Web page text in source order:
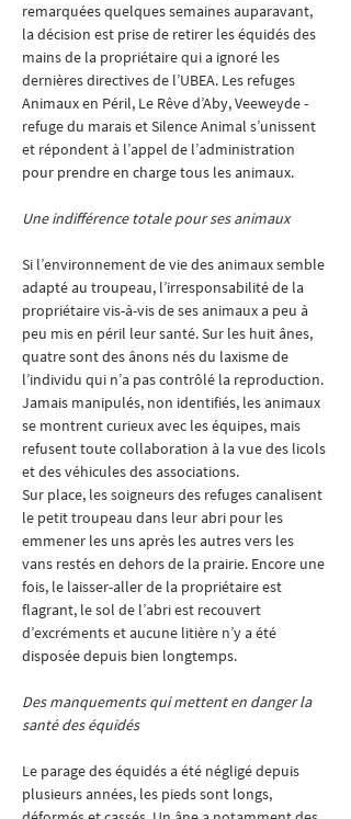
remarquées quelques semaines auparavant,
la décision est prise de retirer les équidés des
mains de la propriétaire qui a ignoré les
dernières directives de l’UBEA. Les refuges
Animaux en Péril, Le Rêve d’Aby, Veeweyde -
refuge du marais et Silence Animal s’unissent
et répondent à l’appel de l’administration
pour prendre en charge tous les animaux.
Une indifférence totale pour ses animaux
Si l’environnement de vie des animaux semble
adapté au troupeau, l’irresponsabilité de la
propriétaire vis-à-vis de ses animaux a peu à
peu mis en péril leur santé. Sur les huit ânes,
quatre sont des ânons nés du laxisme de
l’individu qui n’a pas contrôlé la reproduction.
Jamais manipulés, non identifiés, les animaux
se montrent curieux avec les équipes, mais
refusent toute collaboration à la vue des licols
et des véhicules des associations.
Sur place, les soigneurs des refuges canalisent
le petit troupeau dans leur abri pour les
emmener les uns après les autres vers les
vans restés en dehors de la prairie. Encore une
fois, le laisser-aller de la propriétaire est
flagrant, le sol de l’abri est recouvert
d’excréments et aucune litière n’y a été
disposée depuis bien longtemps.
Des manquements qui mettent en danger la
santé des équidés
Le parage des équidés a été négligé depuis
plusieurs années, les pieds sont longs,